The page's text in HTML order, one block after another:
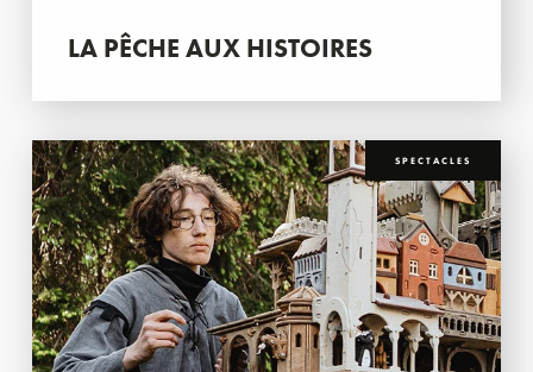
LA PÊCHE AUX HISTOIRES
SPECTACLES